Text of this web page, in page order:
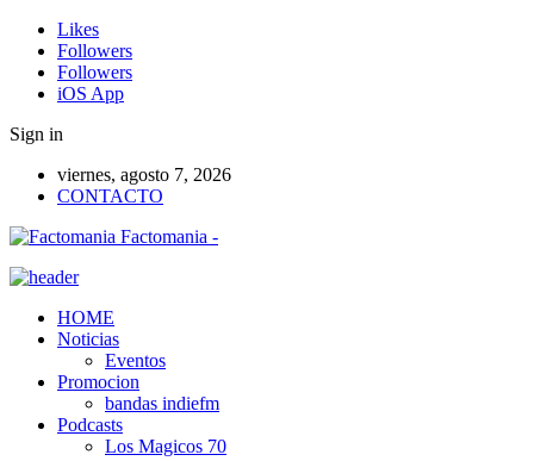
Likes
Followers
Followers
iOS App
Sign in
viernes, agosto 7, 2026
CONTACTO
Factomania -
HOME
Noticias
Eventos
Promocion
bandas indiefm
Podcasts
Los Magicos 70